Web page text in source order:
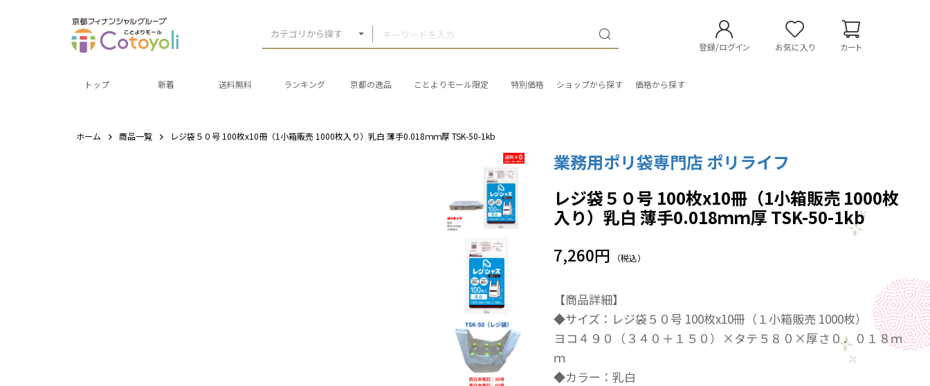
カテゴリから探す
登録/ログイン お気に入り カート
トップ 新着 送料無料 ランキング 京都の逸品 ことよりモール限定 特別価格 ショップから探す 価格から探す
ホーム 商品一覧 レジ袋５０号 100枚x10冊（1小箱販売 1000枚入り）乳白 薄手0.018ｍｍ厚 TSK-50-1kb
業務用ポリ袋専門店 ポリライフ
レジ袋５０号 100枚x10冊（1小箱販売 1000枚
入り）乳白 薄手0.018ｍｍ厚 TSK-50-1kb
7,260円 （税込）
【商品詳細】
◆サイズ：レジ袋５０号 100枚x10冊（１小箱販売 1000枚）
ヨコ４９０（３４０＋１５０）×タテ５８０×厚さ０．０１８ｍ
ｍ
◆カラー：乳白